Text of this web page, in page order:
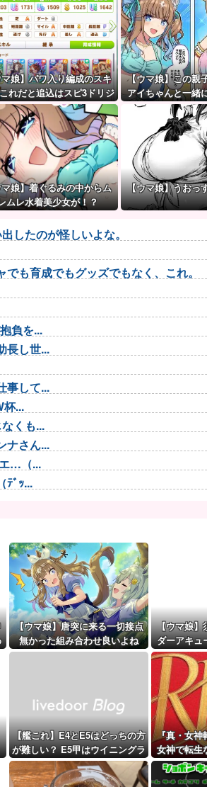
娘】パワ入り編成のスキ
れだと追込はスピ3ドリジ
あんまり変わらないので
は？
【ウマ娘】この親
アイちゃんと一緒
行きたい人生
娘】着ぐるみの中からム
ムレ水着美少女が！？
【ウマ娘】うおっ
したのが怪しいよな。
も育成でもグッズでもなく、これ。
負を...
長し世...
事して...
杯...
くも...
ナさん...
…（...
ﾃﾞｯ...
アイド...
錯覚...
示...
兵力...
行編成...
...
【ウマ娘】唐突に来る一切接点
無かった組み合わせ良いよね
【ウマ娘】
ダーアキュ
ツ
【艦これ】E4とE5はどっちの方
が難しい？ E5甲はウイニングラ
ンって聞いたんだけど
『真・女神
女神で転生
いでプレイ